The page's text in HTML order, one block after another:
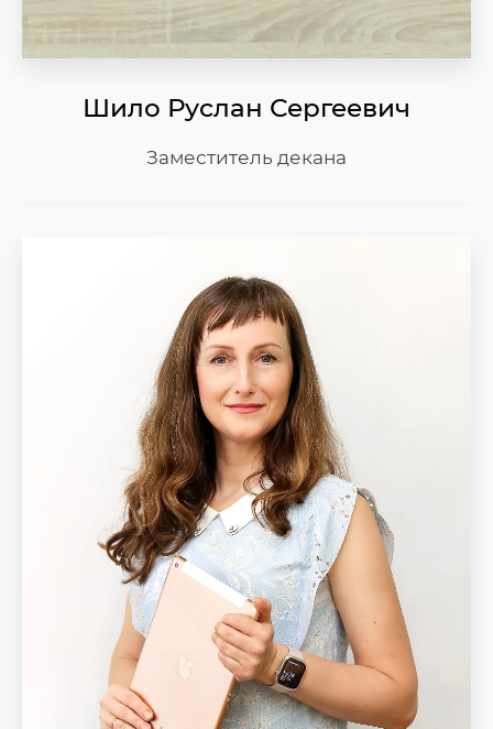
Шило Руслан Сергеевич
Заместитель декана